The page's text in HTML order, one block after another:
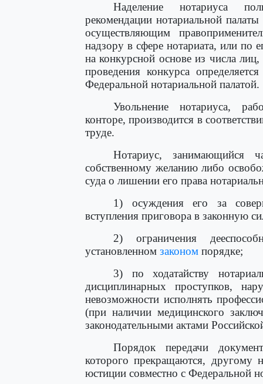
Наделение нотариуса
рекомендации нотариальной
осуществляющим
надзору в сфере нотариата, или по
на конкурсной основе из числа
проведения конкурса
Федеральной нотариальной палатой.
Увольнение нотариуса,
конторе, производится в
труде.
Нотариус, занимающийся
собственному желанию либо
суда о лишении его права
1) осуждения его за
вступления приговора в законную
2) ограничения
установленном законом порядке;
3) по ходатайству
дисциплинарных проступков,
невозможности исполнять
(при наличии медицинского
законодательными актами
Порядок передачи
которого прекращаются, другому
юстиции совместно с Федеральной